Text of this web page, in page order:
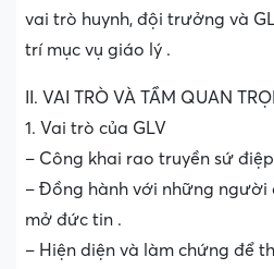
vai trò huynh, đội trưởng và
trí mục vụ giáo lý .
II. VAI TRÒ VÀ TẦM QUAN
1. Vai trò của GLV
– Công khai rao truyền sứ
– Đồng hành với những người
mở đức tin .
– Hiện diện và làm chứng để